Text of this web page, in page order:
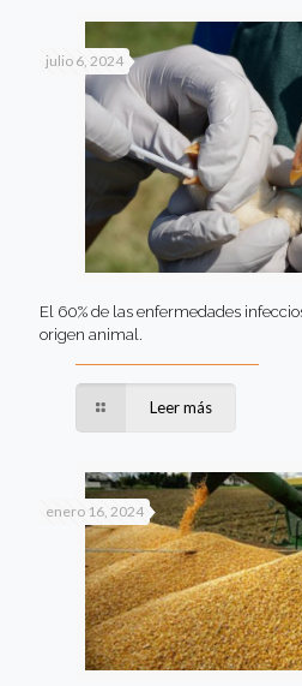
julio 6, 2024
El 60% de las enfermedades
origen animal.
Leer más
enero 16, 2024